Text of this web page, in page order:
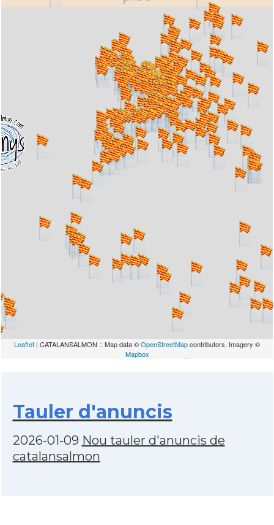
Leaflet | CATALANSALMON :: Map data ©OpenStreetMapcontributors, Imagery ©
Mapbox
Tauler d'anuncis
2026-01-09 Nou tauler d'anuncis de
catalansalmon